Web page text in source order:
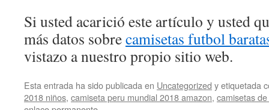
Si usted acarició este artículo y usted
más datos sobrecamisetas futbol
vistazo a nuestro propio sitio web.
Esta entrada ha sido publicada en Uncategorized y etiquetada
2018 niños, camiseta peru mundial 2018 amazon, camisetas